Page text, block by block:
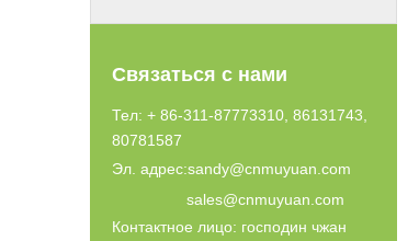
Связаться с нами
Тел: + 86-311-87773310, 86131743,
80781587
Эл. адрес:sandy@cnmuyuan.com
sales@cnmuyuan.com
Контактное лицо: господин чжан